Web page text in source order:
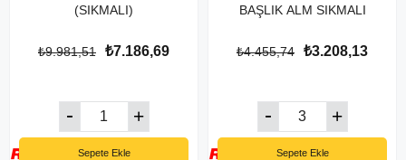
(SIKMALI)
₺7.186,69
₺9.981,51
Sepete Ekle
BAŞLIK ALM SIKMALI
₺3.208,13
₺4.455,74
Sepete Ekle